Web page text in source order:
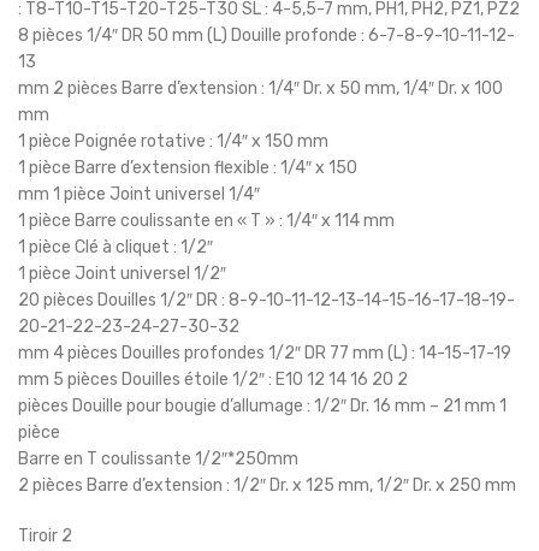
: T8-T10-T15-T20-T25-T30 SL : 4-5,5-7 mm, PH1, PH2, PZ1, PZ2
8 pièces 1/4″ DR 50 mm (L) Douille profonde : 6-7-8-9-10-11-12-
13
mm 2 pièces Barre d’extension : 1/4″ Dr. x 50 mm, 1/4″ Dr. x 100
mm
1 pièce Poignée rotative : 1/4″ x 150 mm
1 pièce Barre d’extension flexible : 1/4″ x 150
mm 1 pièce Joint universel 1/4″
1 pièce Barre coulissante en « T » : 1/4″ x 114 mm
1 pièce Clé à cliquet : 1/2″
1 pièce Joint universel 1/2″
20 pièces Douilles 1/2″ DR : 8-9-10-11-12-13-14-15-16-17-18-19-
20-21-22-23-24-27-30-32
mm 4 pièces Douilles profondes 1/2″ DR 77 mm (L) : 14-15-17-19
mm 5 pièces Douilles étoile 1/2″ : E10 12 14 16 20 2
pièces Douille pour bougie d’allumage : 1/2″ Dr. 16 mm – 21 mm 1
pièce
Barre en T coulissante 1/2″*250mm
2 pièces Barre d’extension : 1/2″ Dr. x 125 mm, 1/2″ Dr. x 250 mm
Tiroir 2